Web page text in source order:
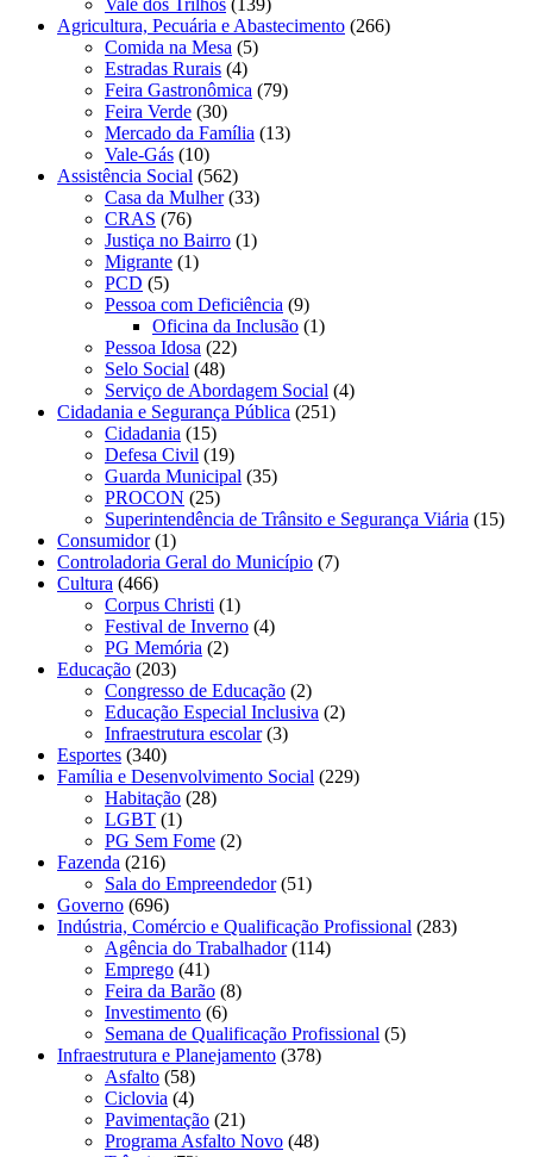
Agricultura, Pecuária e Abastecimento (266)
Comida na Mesa (5)
Estradas Rurais (4)
Feira Gastronômica (79)
Feira Verde (30)
Mercado da Família (13)
Vale-Gás (10)
Assistência Social (562)
Casa da Mulher(33)
CRAS (76)
Justiça no Bairro (1)
Migrante (1)
PCD (5)
Pessoa com Deficiência (9)
Oficina da Inclusão (1)
Pessoa Idosa (22)
Selo Social (48)
Serviço de Abordagem Social (4)
Cidadania e Segurança Pública (251)
Cidadania (15)
Defesa Civil (19)
Guarda Municipal (35)
PROCON (25)
Superintendência de Trânsito e Segurança Viária (15)
Consumidor(1)
Controladoria Geral do Município (7)
Cultura (466)
Corpus Christi (1)
Festival de Inverno (4)
PG Memória (2)
Educação (203)
Congresso de Educação (2)
Educação Especial Inclusiva (2)
Infraestrutura escolar(3)
Esportes (340)
Família e Desenvolvimento Social (229)
Habitação (28)
LGBT (1)
PG Sem Fome (2)
Fazenda (216)
Sala do Empreendedor(51)
Governo (696)
Indústria, Comércio e Qualificação Profissional (283)
Agência do Trabalhador(114)
Emprego (41)
Feira da Barão (8)
Investimento (6)
Semana de Qualificação Profissional (5)
Infraestrutura e Planejamento (378)
Asfalto (58)
Ciclovia (4)
Pavimentação (21)
Programa Asfalto Novo (48)